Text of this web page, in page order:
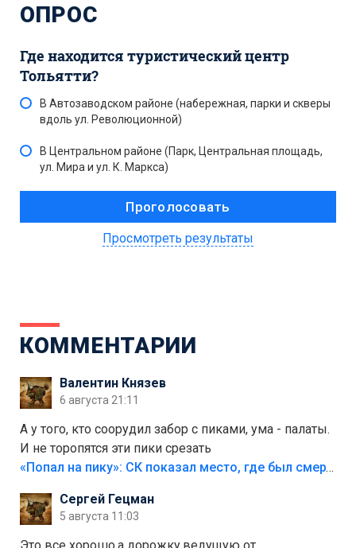
ОПРОС
Где находится туристический центр
Тольятти?
В Автозаводском районе (набережная, парки и скверы
вдоль ул. Революционной)
В Центральном районе (Парк, Центральная площадь,
ул. Мира и ул. К. Маркса)
Просмотреть результаты
КОММЕНТАРИИ
Валентин Князев
6 августа 21:11
А у того, кто соорудил забор с пиками, ума - палаты.
И не торопятся эти пики срезать
«Попал на пику»: СК показал место, где был смертельно травмирован ребенок в Тольятти
Сергей Гецман
5 августа 11:03